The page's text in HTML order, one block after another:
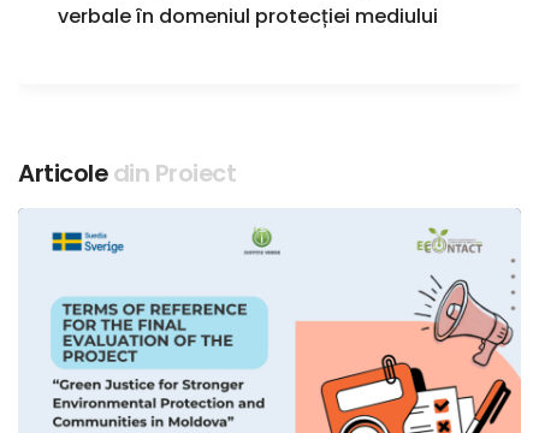
verbale în domeniul protecției mediului
Articoledin Proiect